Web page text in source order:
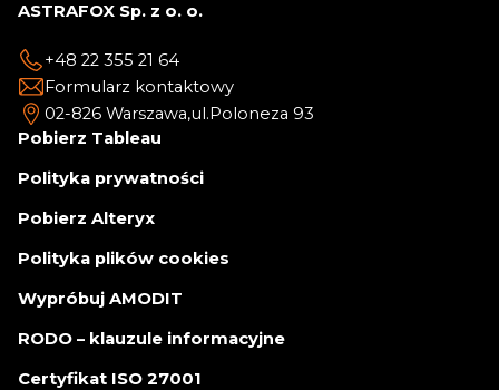
ASTRAFOX Sp. z o. o.
+48 22 355 21 64
Formularz kontaktowy
02-826 Warszawa,ul.Poloneza 93
Pobierz Tableau
Polityka prywatności
Pobierz Alteryx
Polityka plików cookies
Wypróbuj AMODIT
RODO – klauzule informacyjne
Certyfikat ISO 27001